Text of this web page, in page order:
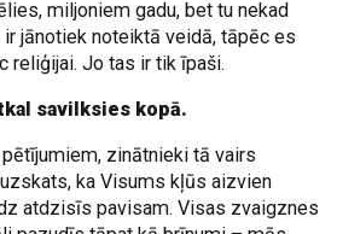
miljoniem gadu, bet tu nekad
jānotiek noteiktā veidā, tāpēc es
reliģijai. Jo tas ir tik īpaši.
savilksies kopā.
zinātnieki tā vairs
ka Visums kļūs aizvien
atdzisīs pavisam. Visas zvaigznes